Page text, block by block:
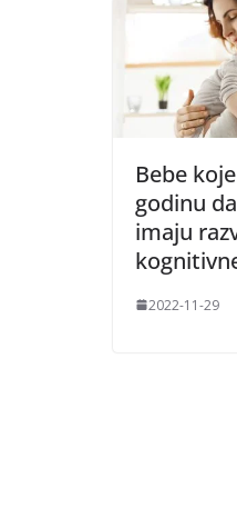
Bebe
godinu
imaju
2022-11-29